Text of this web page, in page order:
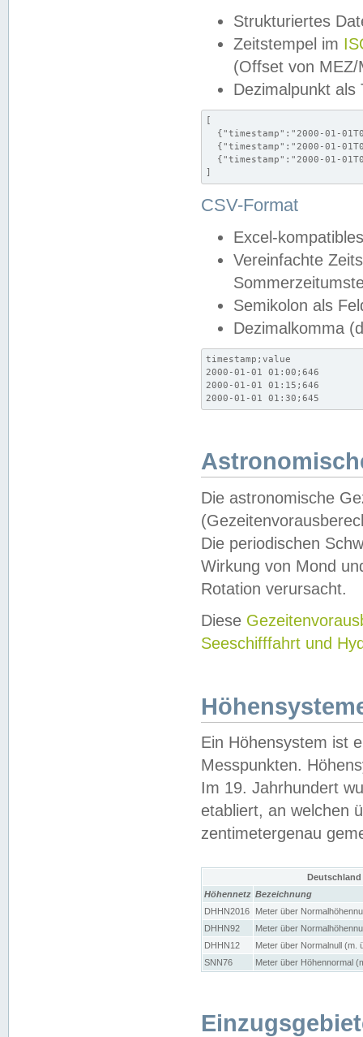
Strukturiertes
Zeitstempel im
(Offset von MEZ/
Dezimalpunkt als
[
{"timestamp":"2000-01-
{"timestamp":"2000-01-
{"timestamp":"2000-01-
]
CSV-Format
Excel-
Vereinfachte
Semikolon als
Dezimalkomma
timestamp;value
2000-01-01 01:00;646
2000-01-01 01:15;646
2000-01-01 01:30;645
Die astronomische
Die periodischen
Wirkung von Mond
Rotation verursacht.
Diese
Seeschifffahrt und
Ein Höhensystem ist
Messpunkten.
Im 19. Jahrhundert
etabliert, an welchen
zentimetergenau
Höhennetz Bezeichnung
DHHN2016
Meter über
DHHN92
Meter über
DHHN12
Meter über Normalnull (m.
SNN76
Meter über Höhennormal